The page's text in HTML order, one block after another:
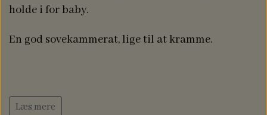
holde i for baby.
En god sovekammerat, lige til at kramme.
Læs mere